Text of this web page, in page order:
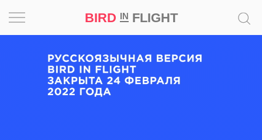
BIRD INFLIGHT